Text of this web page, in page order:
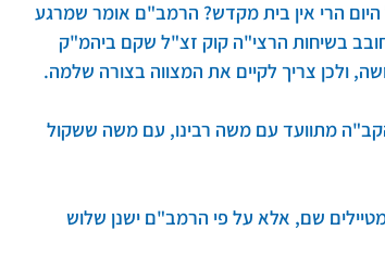
הרי אין בית מקדש? הרמב"ם אומר שמרגע
בשיחות הרצי"ה קוק זצ"ל שקם ביהמ"ק
ולכן צריך לקיים את המצווה בצורה שלמה.
מתוועד עם משה רבינו, עם משה ששקול
שם, אלא על פי הרמב"ם ישנן שלוש